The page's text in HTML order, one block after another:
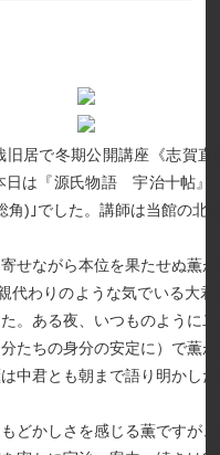
居で冬期公開講座《志賀
日は『源氏物語 宇治十帖』
)｣でした。講師は当館の北
せながら本位を果たせぬ薫
代わりのような気でいる大
。ある夜、いつものように
たちの身分の安定に）で薫
中君とも朝まで語り明かし
どかしさを感じる薫ですが